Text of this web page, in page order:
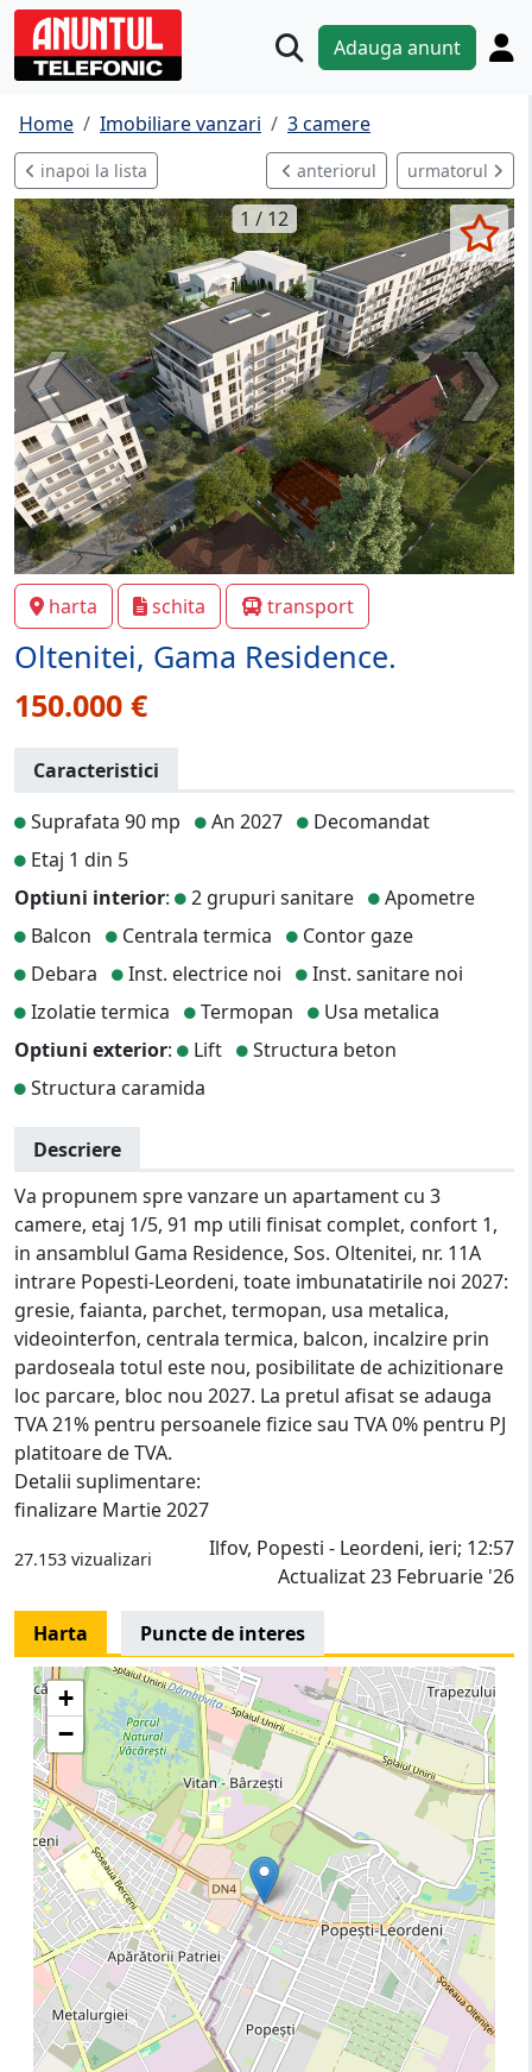
Adauga anunt
Home Imobiliare vanzari 3 camere
inapoi la lista anteriorul urmatorul
1 / 12
harta schita transport
Oltenitei, Gama Residence.
150.000 €
Caracteristici
Suprafata 90 mp
An 2027
Decomandat
Etaj 1 din 5
Optiuni interior: 2 grupuri sanitare
Apometre
Balcon
Centrala termica
Contor gaze
Debara
Inst. electrice noi
Inst. sanitare noi
Izolatie termica
Termopan
Usa metalica
Optiuni exterior: Lift
Structura beton
Structura caramida
Descriere
Va propunem spre vanzare un apartament cu 3
camere, etaj 1/5, 91 mp utili finisat complet, confort 1,
in ansamblul Gama Residence, Sos. Oltenitei, nr. 11A
intrare Popesti-Leordeni, toate imbunatatirile noi 2027:
gresie, faianta, parchet, termopan, usa metalica,
videointerfon, centrala termica, balcon, incalzire prin
pardoseala totul este nou, posibilitate de achizitionare
loc parcare, bloc nou 2027. La pretul afisat se adauga
TVA 21% pentru persoanele fizice sau TVA 0% pentru PJ
platitoare de TVA.
Detalii suplimentare:
finalizare Martie 2027
27.153 vizualizari
Ilfov, Popesti - Leordeni, ieri; 12:57
Actualizat 23 Februarie '26
Harta Puncte de interes
+
−